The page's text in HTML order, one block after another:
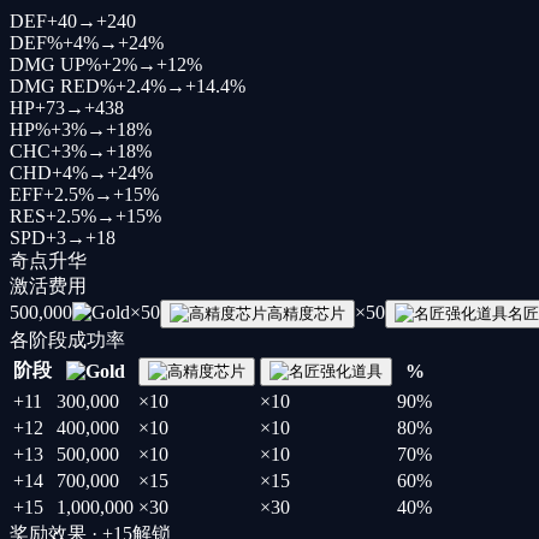
DEF+40→+240
DEF%+4%→+24%
DMG UP%+2%→+12%
DMG RED%+2.4%→+14.4%
HP+73→+438
HP%+3%→+18%
CHC+3%→+18%
CHD+4%→+24%
EFF+2.5%→+15%
RES+2.5%→+15%
SPD+3→+18
奇点升华
激活费用
500,000
×50 高精度芯片 ×50 名
各阶段成功率
阶段
%
+11 300,000 ×10 ×10 90%
+12 400,000 ×10 ×10 80%
+13 500,000 ×10 ×10 70%
+14 700,000 ×15 ×15 60%
+15 1,000,000 ×30 ×30 40%
奖励效果 · +15解锁